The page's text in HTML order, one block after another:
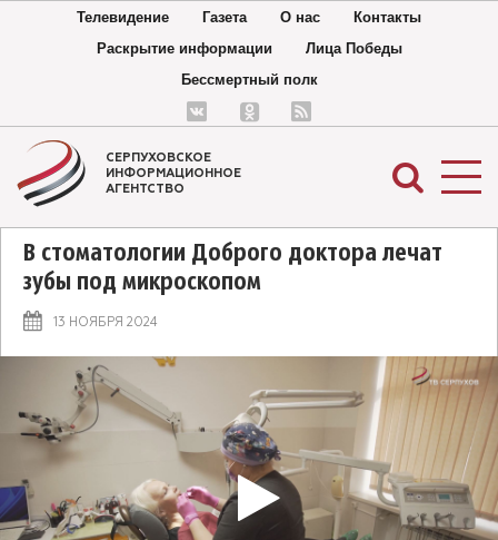
Телевидение Газета О нас
Контакты
Раскрытие информации
Лица Победы
Бессмертный полк
СЕРПУХОВСКОЕ
ИНФОРМАЦИОННОЕ
АГЕНТСТВО
В стоматологии Доброго доктора лечат
зубы под микроскопом
13 НОЯБРЯ 2024